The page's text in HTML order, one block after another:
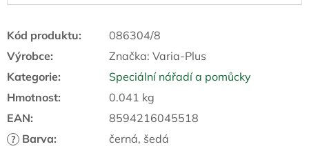
Kód produktu:
086304/8
Výrobce:
Značka: Varia-Plus
Kategorie:
Speciální nářadí a pomůcky
Hmotnost:
0.041 kg
EAN: 8594216045518
? Barva:
černá, šedá